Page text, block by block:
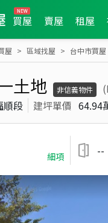
買屋 賣屋 租屋
屋 區域找屋 台中市買屋
土地 非信義物件
順段 建坪單價 64.94
細項 --